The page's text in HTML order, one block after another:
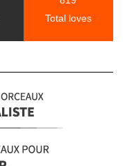
Total loves